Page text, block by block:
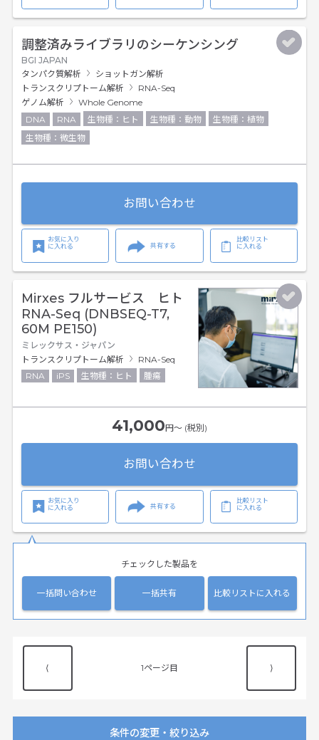
調整済みライブラリのシーケンシング
BGI JAPAN
タンパク質解析
ショットガン解析
トランスクリプトーム解析
RNA-Seq
ゲノム解析
Whole Genome
DNA
RNA 生物種：ヒト 生物種：動物
生物種：植物
生物種：微生物
お問い合わせ
お気に入り
に入れる
共有する
比較リスト
に入れる
Mirxes フルサービス ヒト
RNA-Seq (DNBSEQ-T7,
60M PE150)
ミレックサス・ジャパン
トランスクリプトーム解析
RNA-Seq
RNA
iPS 生物種：ヒト 腫瘍
41,000円〜 (税別)
お問い合わせ
お気に入り
に入れる
共有する
比較リスト
に入れる
チェックした製品を
一括問い合わせ 一括共有 比較リストに入れる
⟨ 1 ⟩
条件の変更・絞り込み